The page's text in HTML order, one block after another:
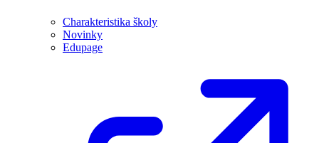
Charakteristika školy
Novinky
Edupage